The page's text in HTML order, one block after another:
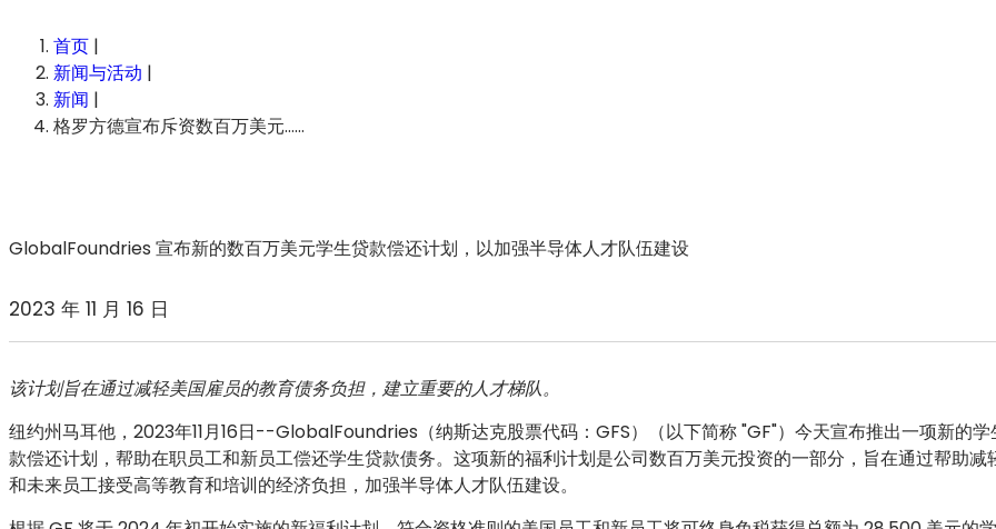
首页 |
新闻与活动 |
新闻 |
格罗方德宣布斥资数百万美元……
GlobalFoundries 宣布新的数百万美元学生贷款偿还计划，以加强半导体人才队伍建设
2023 年 11 月 16 日
该计划旨在通过减轻美国雇员的教育债务负担，建立重要的人才梯队。
纽约州马耳他，2023年11月16日--GlobalFoundries（纳斯达克股票代码：GFS）（以下简称 "GF"）今天宣布推出一项新的学
款偿还计划，帮助在职员工和新员工偿还学生贷款债务。这项新的福利计划是公司数百万美元投资的一部分，旨在通过帮助减
和未来员工接受高等教育和培训的经济负担，加强半导体人才队伍建设。